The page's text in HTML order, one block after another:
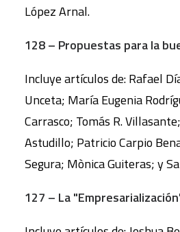
López Arnal.
128 – Propuestas para la
Incluye artículos de: Rafael
Unceta; María Eugenia
Carrasco; Tomás R.
Astudillo; Patricio Carpio
Segura; Mònica Guiteras; y
127 – La